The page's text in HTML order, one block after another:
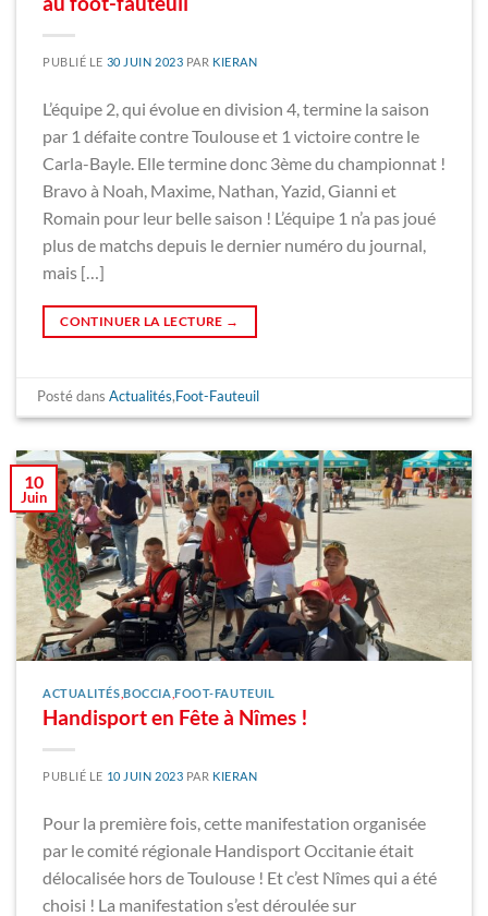
PUBLIÉ LE 30 JUIN 2023 PAR KIERAN
L’équipe 2, qui évolue en division 4, termine la saison
par 1 défaite contre Toulouse et 1 victoire contre le
Carla-Bayle. Elle termine donc 3ème du championnat !
Bravo à Noah, Maxime, Nathan, Yazid, Gianni et
Romain pour leur belle saison ! L’équipe 1 n’a pas joué
plus de matchs depuis le dernier numéro du journal,
mais […]
CONTINUER LA LECTURE →
Posté dansActualités,Foot-Fauteuil
10
Juin
ACTUALITÉS ,BOCCIA ,FOOT-FAUTEUIL
Handisport en Fête à Nîmes !
PUBLIÉ LE 10 JUIN 2023 PAR KIERAN
Pour la première fois, cette manifestation organisée
par le comité régionale Handisport Occitanie était
délocalisée hors de Toulouse ! Et c’est Nîmes qui a été
choisi ! La manifestation s’est déroulée sur